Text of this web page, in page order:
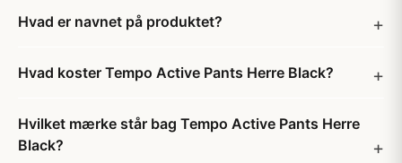
Hvad er navnet på produktet?
Hvad koster Tempo Active Pants Herre Black?
Hvilket mærke står bag Tempo Active Pants Herre
Black?